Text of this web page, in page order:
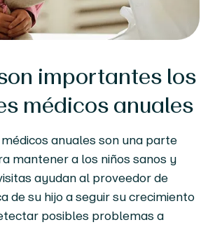
importantes los
médicos anuales
anuales son una parte
mantener a los niños sanos y
ayudan al proveedor de
de su hijo a seguir su crecimiento
posibles problemas a